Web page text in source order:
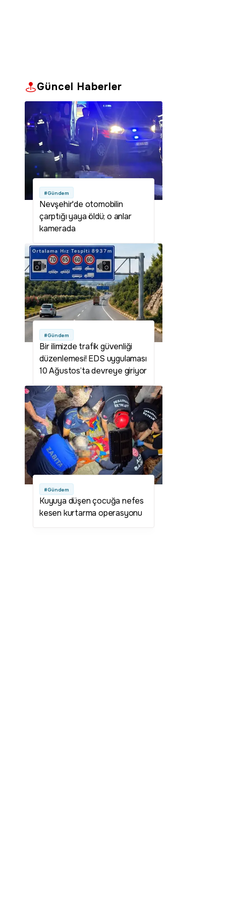
Güncel Haberler
#Gündem
Nevşehir'de otomobilin
çarptığı yaya öldü; o anlar
kamerada
#Gündem
Bir ilimizde trafik güvenliği
düzenlemesi! EDS uygulaması
10 Ağustos’ta devreye giriyor
#Gündem
Kuyuya düşen çocuğa nefes
kesen kurtarma operasyonu